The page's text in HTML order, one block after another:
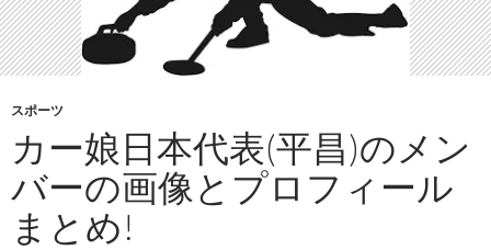
スポーツ
カー娘日本代表(平昌)のメン
バーの画像とプロフィール
まとめ!